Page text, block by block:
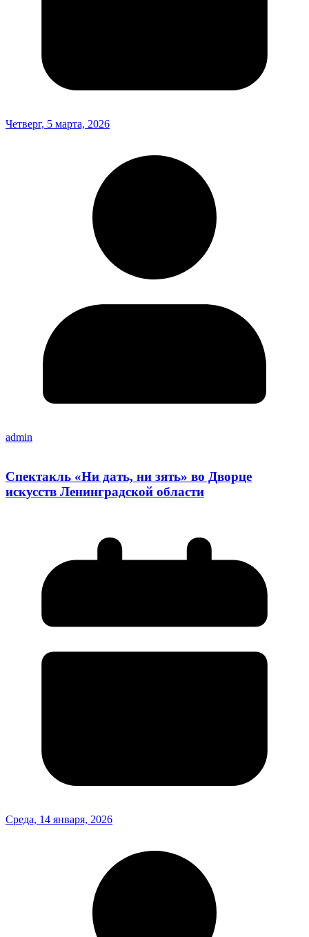
Четверг, 5 марта, 2026
admin
Cпектакль «Ни дать, ни зять» во Дворце
искусств Ленинградской области
Среда, 14 января, 2026